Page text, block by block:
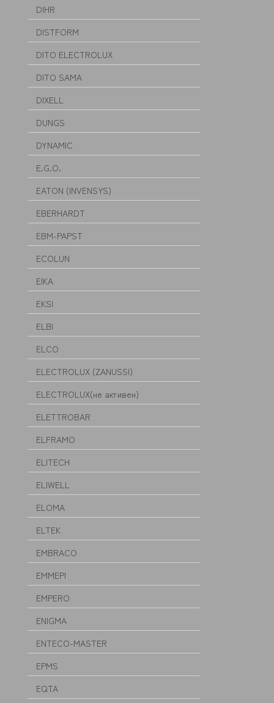
DIHR
DISTFORM
DITO ELECTROLUX
DITO SAMA
DIXELL
DUNGS
DYNAMIC
E.G.O.
EATON (INVENSYS)
EBERHARDT
EBM-PAPST
ECOLUN
EIKA
EKSI
ELBI
ELCO
ELECTROLUX (ZANUSSI)
ELECTROLUX(не активен)
ELETTROBAR
ELFRAMO
ELITECH
ELIWELL
ELOMA
ELTEK
EMBRACO
EMMEPI
EMPERO
ENIGMA
ENTECO-MASTER
EPMS
EQTA